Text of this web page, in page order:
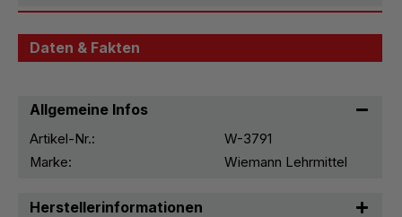
Daten & Fakten
Allgemeine Infos
Artikel-Nr.:
W-3791
Marke:
Wiemann Lehrmittel
Herstellerinformationen